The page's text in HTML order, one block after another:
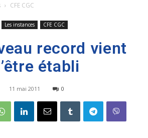
CFE CGC
Les instances CFE CGC
record vient
établi
11 mai 2011 0